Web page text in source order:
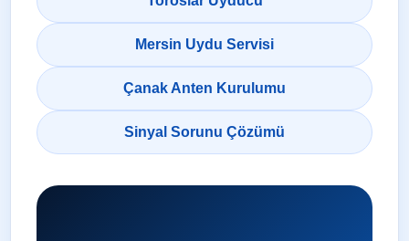
Mersin Uydu Servisi
Çanak Anten Kurulumu
Sinyal Sorunu Çözümü